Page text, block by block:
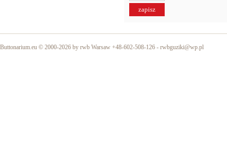
Buttonarium.eu © 2000-2026 by rwb Warsaw +48-602-508-126 - rwbguziki@wp.pl